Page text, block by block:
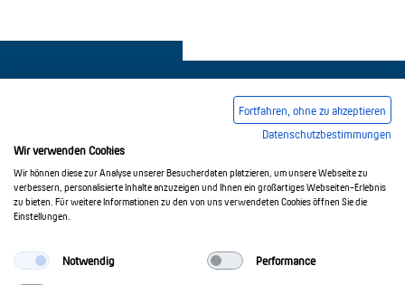
Pie de imprenta
Política de privacidad
© 2017-2026 Doepke Schaltgeräte GmbH
Fortfahren, ohne zu akzeptieren
Datenschutzbestimmungen
Wir verwenden Cookies
Wir können diese zur Analyse unserer Besucherdaten platzieren, um unsere Webseite zu
verbessern, personalisierte Inhalte anzuzeigen und Ihnen ein großartiges Webseiten-Erlebnis
zu bieten. Für weitere Informationen zu den von uns verwendeten Cookies öffnen Sie die
Einstellungen.
Notwendig Performance